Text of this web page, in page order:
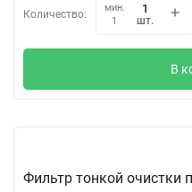
Количество:
мин.
1
шт.
В
Фильтр тонкой очистки